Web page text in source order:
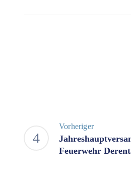
Vorheriger
Feuerwehr